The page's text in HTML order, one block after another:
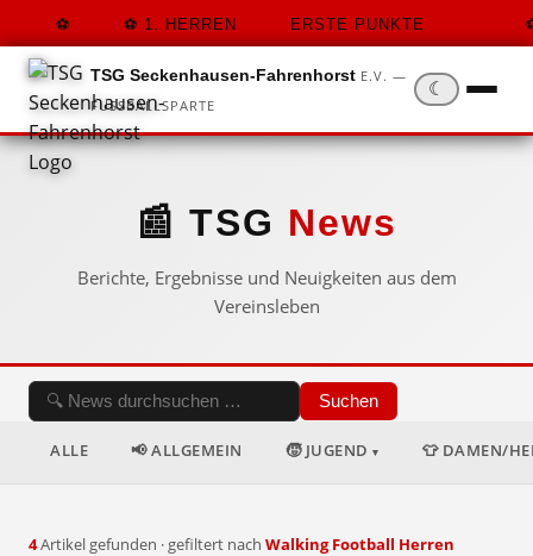
1. HERREN ERSTE PUNKTE
TSG Seckenhausen-Fahrenhorst E.V. —
FUSSBALLSPARTE
☾
📰 TSG News
Berichte, Ergebnisse und Neuigkeiten aus dem
Vereinsleben
Suchen
ALLE 📢 ALLGEMEIN 🧒 JUGEND 👕 DAMEN/
4Artikel gefunden · gefiltert nach Walking Football Herren